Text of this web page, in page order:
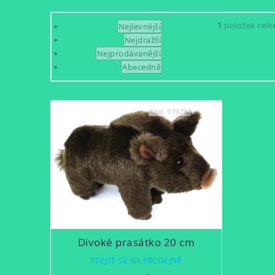
produktů
Nejlevnější
Nejdražší
Nejprodávanější
Abecedně
1 položek
Výpis
produktů
Divoké prasátko 20 cm
PTEJTE SE NA PRODEJNĚ
Kód: 919730